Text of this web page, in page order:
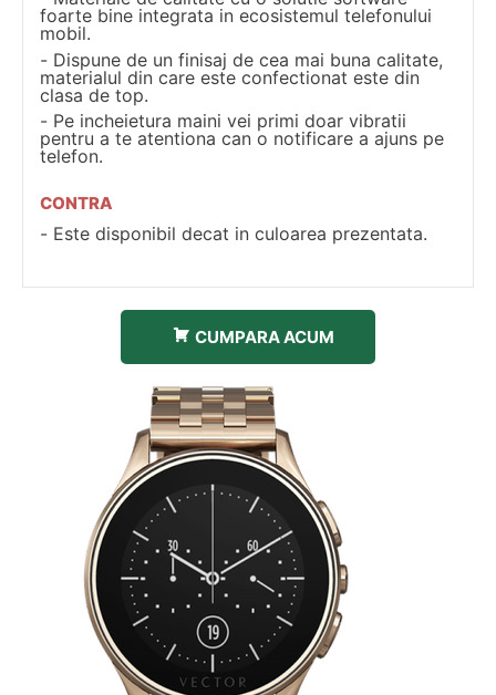
foarte bine integrata in ecosistemul telefonului
mobil.
Dispune de un finisaj de cea mai buna calitate,
materialul din care este confectionat este din
clasa de top.
Pe incheietura maini vei primi doar vibratii
pentru a te atentiona can o notificare a ajuns pe
telefon.
CONTRA
Este disponibil decat in culoarea prezentata.
CUMPARA ACUM